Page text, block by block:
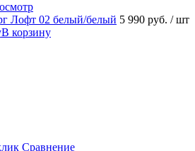
Лофт 02 белый/белый 5 990 руб. / шт
В корзину
Сравнение